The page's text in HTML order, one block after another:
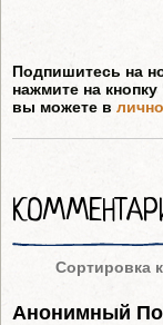
Подпишитесь на
нажмите на
вы можете в
Сортировка
Анонимный